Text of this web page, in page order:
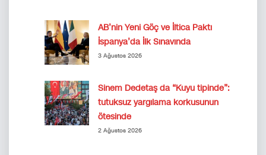
AB’nin Yeni Göç ve İltica Paktı
İspanya’da İlk Sınavında
3 Ağustos 2026
Sinem Dedetaş da “Kuyu tipinde”:
tutuksuz yargılama korkusunun
ötesinde
2 Ağustos 2026